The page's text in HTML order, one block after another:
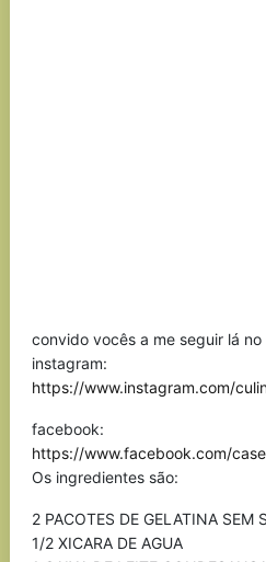
convido vocês a me seguir lá no
instagram:
https://www.instagram.com/
facebook:
https://www.facebook.com/
Os ingredientes são:
2 PACOTES DE GELATINA SEM
1/2 XICARA DE AGUA